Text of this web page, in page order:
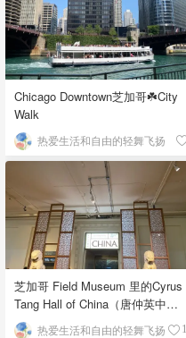
Chicago Downtown芝加哥☘️City
Walk
热爱生活和自由的轻舞飞扬
芝加哥 Field Museum 里的Cyrus
Tang Hall of China（唐仲英中国
馆） 热爱生活和自由的轻舞飞扬 1